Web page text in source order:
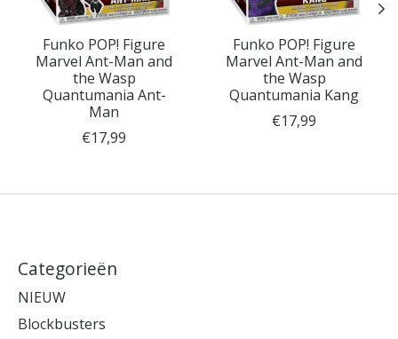
Funko POP! Figure
Marvel Ant-Man and
the Wasp
Quantumania Ant-
Man
€17,99
Funko POP! Figure
Marvel Ant-Man and
the Wasp
Quantumania Kang
€17,99
Categorieën
NIEUW
Blockbusters